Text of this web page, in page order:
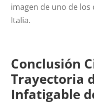
imagen de uno de
Italia.
Conclusión
Trayectoria
Infatigable